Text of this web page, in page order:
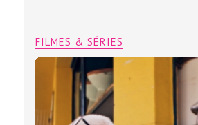
FILMES & SÉRIES